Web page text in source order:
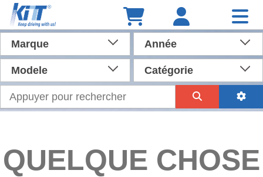
Marque Année
Modele Catégorie
QUELQUE CHOSE